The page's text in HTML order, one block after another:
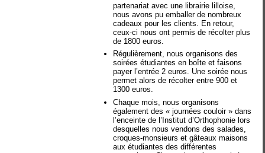
partenariat avec une librairie lilloise,
nous avons pu emballer de nombreux
cadeaux pour les clients. En retour,
ceux-ci nous ont permis de récolter plus
de 1800 euros.
Régulièrement, nous organisons des
soirées étudiantes en boîte et faisons
payer l’entrée 2 euros. Une soirée nous
permet alors de récolter entre 900 et
1300 euros.
Chaque mois, nous organisons
également des « journées couloir » dans
l’enceinte de l’Institut d’Orthophonie lors
desquelles nous vendons des salades,
croques-monsieurs et gâteaux maisons
aux étudiantes des différentes